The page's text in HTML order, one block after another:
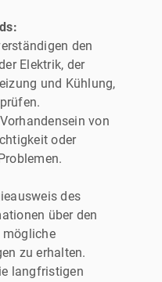
den
Elektrik, der
und Kühlung,
von
oder
des
über den
mögliche
zu erhalten.
langfristigen